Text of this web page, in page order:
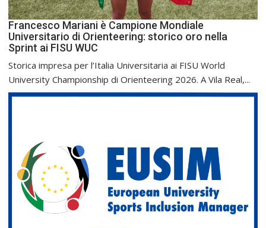
Francesco Mariani è Campione Mondiale
Universitario di Orienteering: storico oro nella
Sprint ai FISU WUC
Storica impresa per l’Italia Universitaria ai FISU World
University Championship di Orienteering 2026. A Vila Real,...